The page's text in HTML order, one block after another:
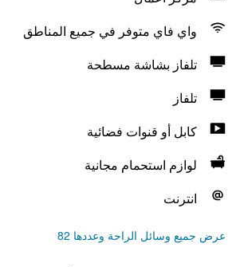
واي فاي متوفر في جميع المناطق
تلفاز بشاشة مسطحة
تلفاز
كابل أو قنوات فضائية
لوازم استحمام مجانية
انترنت
عرض جميع وسائل الراحة وعددها 82